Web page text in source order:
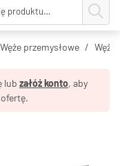
Węże przemysłowe Węże
lub załóż konto, aby